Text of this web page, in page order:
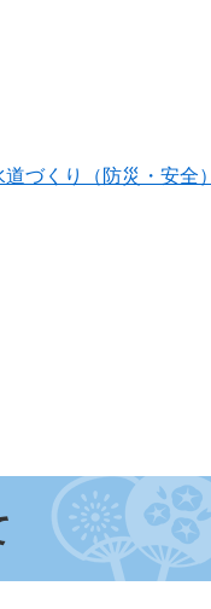
づくり（防災・安全）